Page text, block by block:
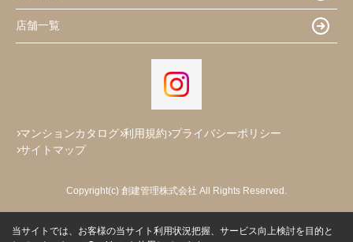
店舗一覧
マンションカタログ 利用規約 プライバシーポリシー
サイトマップ
Copyright(c) 創建管理株式会社 All Rights Reserved.
当サイトでは、お客様の当サイト利用状況把握、サービス向上検討を目的と